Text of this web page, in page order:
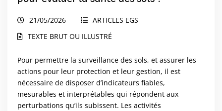
21/05/2026
ARTICLES EGS
TEXTE BRUT OU ILLUSTRÉ
Pour permettre la surveillance des sols, et assurer les
actions pour leur protection et leur gestion, il est
nécessaire de disposer d’indicateurs fiables,
mesurables et interprétables qui répondent aux
perturbations qu’ils subissent. Les activités